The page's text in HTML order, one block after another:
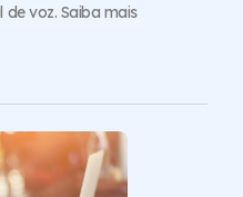
voz. Saiba mais